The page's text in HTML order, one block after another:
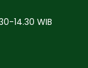
14.30 WIB